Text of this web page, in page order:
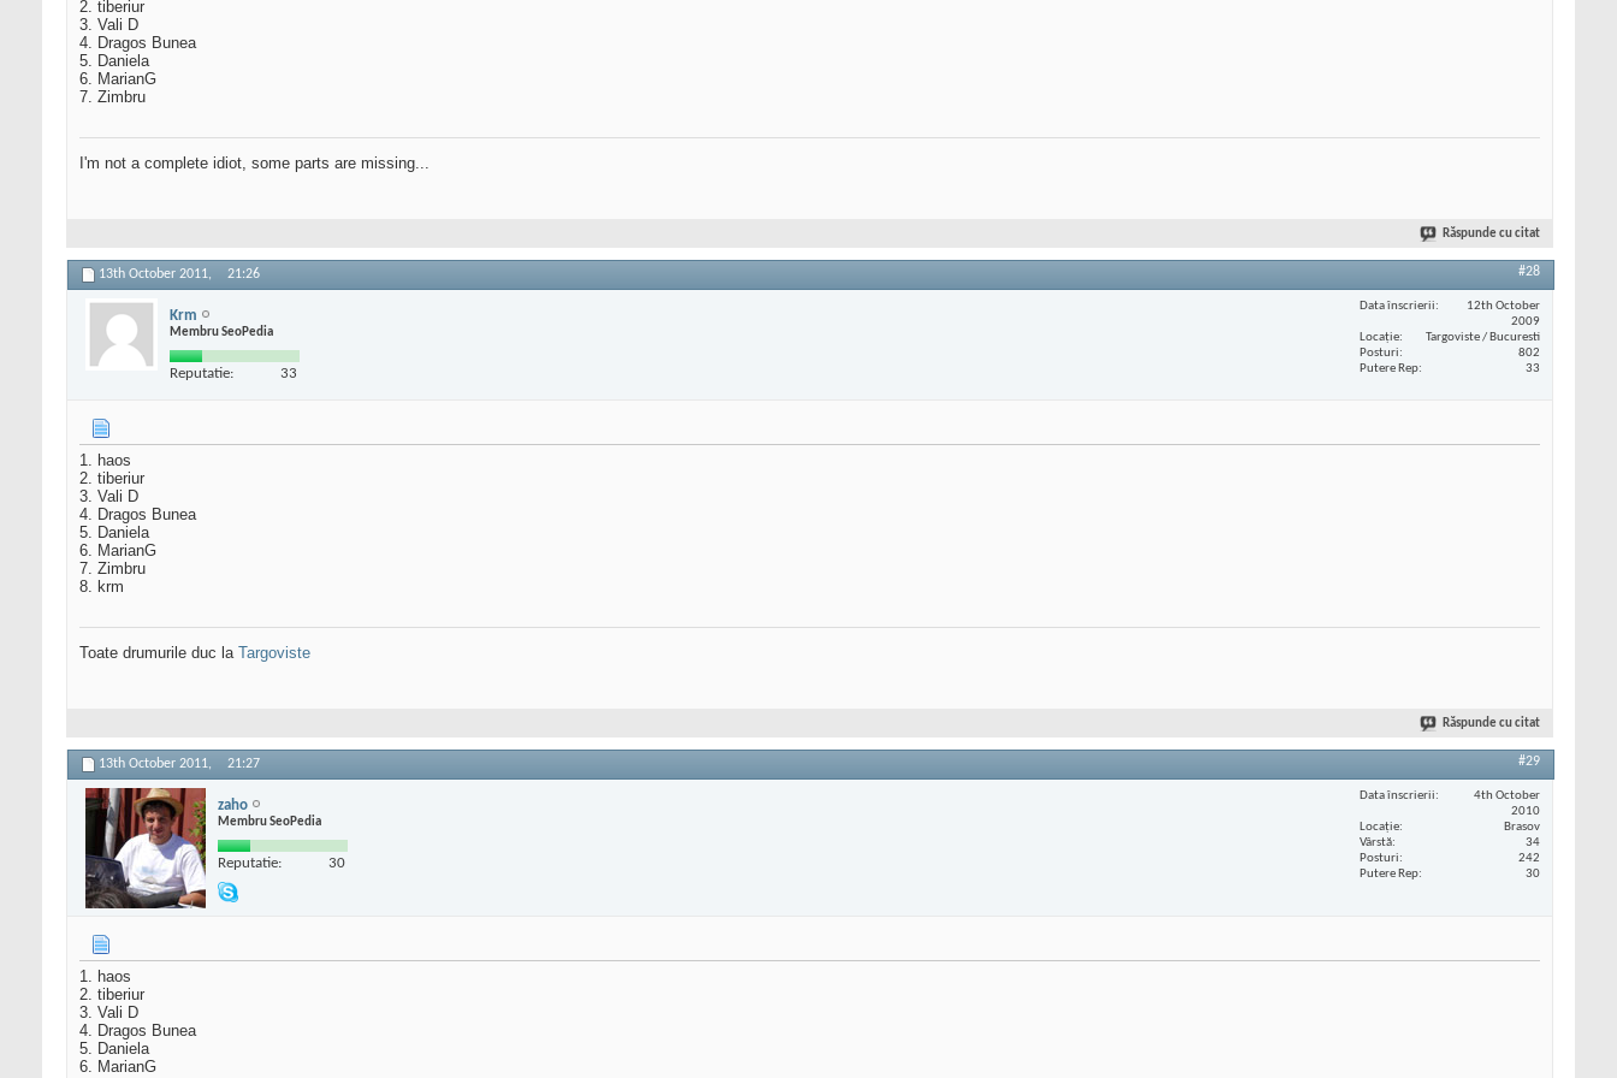
2. tiberiur
3. Vali D
4. Dragos Bunea
5. Daniela
6. MarianG
7. Zimbru
I'm not a complete idiot, some parts are missing...
Răspunde cu citat
13th October 2011, 21:26 #28
Krm
Membru SeoPedia
Reputatie: 33
Data înscrierii
12th October
2009
Locaţie
Targoviste / Bucuresti
Posturi
802
Putere Rep
33
1. haos
2. tiberiur
3. Vali D
4. Dragos Bunea
5. Daniela
6. MarianG
7. Zimbru
8. krm
Toate drumurile duc la Targoviste
Răspunde cu citat
13th October 2011, 21:27 #29
zaho
Membru SeoPedia
Reputatie: 30
Data înscrierii
4th October
2010
Locaţie
Brasov
Vârstă
34
Posturi
242
Putere Rep
30
1. haos
2. tiberiur
3. Vali D
4. Dragos Bunea
5. Daniela
6. MarianG